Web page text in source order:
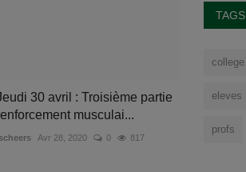
30 avril : Troisième partie
musculai...
Avr 28, 2020 0 817
TAGS
college
eleves
profs